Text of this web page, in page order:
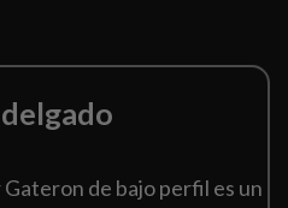
de bajo perfil es un